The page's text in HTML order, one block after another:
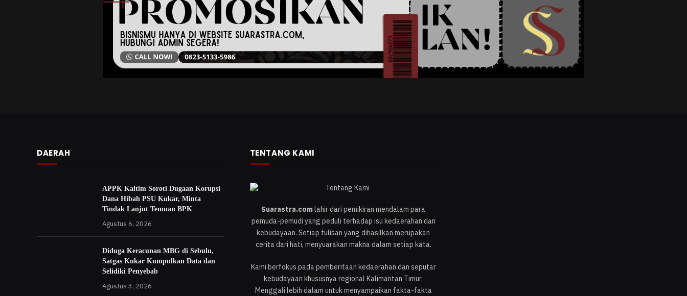
DAERAH
APPK Kaltim Soroti Dugaan Korupsi
Dana Hibah PSU Kukar, Minta
Tindak Lanjut Temuan BPK
Agustus 6, 2026
Diduga Keracunan MBG di Sebulu,
Satgas Kukar Kumpulkan Data dan
Selidiki Penyebab
Agustus 3, 2026
TENTANG KAMI
Suarastra.comlahir dari pemikiran mendalam para
pemuda-pemudi yang peduli terhadap isu kedaerahan dan
kebudayaan. Setiap tulisan yang dihasilkan merupakan
cerita dari hati, menyuarakan makna dalam setiap kata.
Kami berfokus pada pemberitaan kedaerahan dan seputar
kebudayaan khususnya regional Kalimantan Timur.
Menggali lebih dalam untuk menyampaikan fakta-fakta